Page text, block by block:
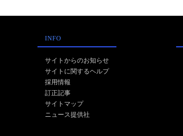
INFO
サイトからのお知らせ
サイトに関するヘルプ
採用情報
訂正記事
サイトマップ
ニュース提供社